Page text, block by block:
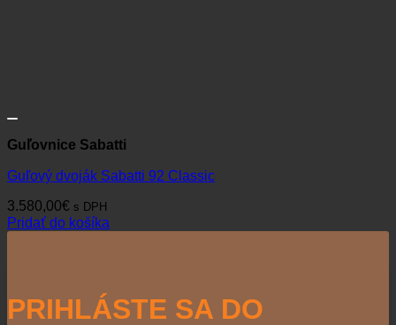
Guľovnice Sabatti
Guľový dvoják Sabatti 92 Classic
3.580,00€ s DPH
Pridať do košíka
PRIHLÁSTE SA DO